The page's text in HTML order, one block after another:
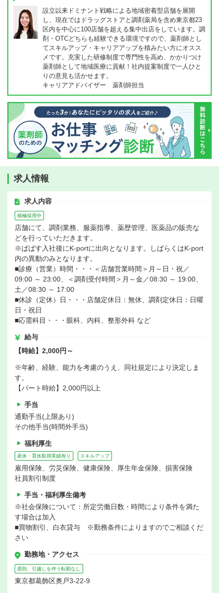
設立以来ドミナント戦略による地域密着型店舗を展開
し、現在ではドラッグストアと調剤薬局を含め東京都23
区内を中心に100店舗を超える集中出店をしています。調
剤・OTCどちらも経験できる環境ですので、薬剤師とし
てスキルアップ・キャリアアップを積みたい方にオスス
メです。充実した研修制度で専門性を高め、かかりつけ
薬剤師として地域医療に貢献！社内提案制度で一人ひと
りの意見も活かせます。
キャリアアドバイザー 薬剤師担当
求人情報
求人内容
積極採用中
店舗にて、調剤業務、服薬指導、薬歴管理、医薬品の販売な
どを行っていただきます。
※ぱぱす入社後にK-portに出向となります。しばらくはK-port
内の異動のみとなります。
■診療（営業）時間・・・＜店舗営業時間＞月～日・祝／
09:00 ～ 23:00、＜調剤受付時間＞月～金／08:30 ～ 19:00、
土／08:30 ～ 17:00
■休診（定休）日・・・店舗定休日：無休、調剤定休日：日曜
日・祝日
■応需科目・・・眼科、内科、整形外科 など
給与
【時給】2,000円～
※年齢、経験、能力を考慮のうえ、同社規定により決定しま
す。
【パート時給】2,000円以上
手当
通勤手当(上限あり)
その他手当(時間外手当)
福利厚生
産休・育休取得実績有り スキルアップ
雇用保険、労災保険、健康保険、厚生年金保険、損害保険
社員割引制度
手当・福利厚生備考
※社会保険について：所定労働日数・時間により条件を満た
す場合は加入
■買物割引、白衣貸与 ※勤務条件によりますのでご相談くだ
さい
勤務地・アクセス
原則、引越しを伴う転勤なし
東京都葛飾区奥戸3-22-9